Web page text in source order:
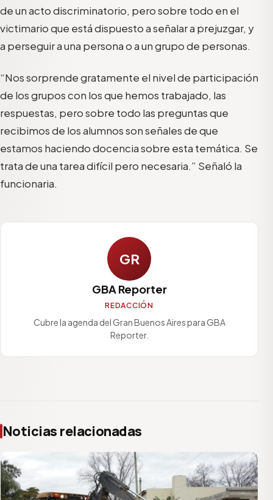
de un acto discriminatorio, pero sobre todo en el
victimario que está dispuesto a señalar a prejuzgar, y
a perseguir a una persona o a un grupo de personas.
“Nos sorprende gratamente el nivel de participación
de los grupos con los que hemos trabajado, las
respuestas, pero sobre todo las preguntas que
recibimos de los alumnos son señales de que
estamos haciendo docencia sobre esta temática. Se
trata de una tarea difícil pero necesaria.” Señaló la
funcionaria.
GR
GBA Reporter
REDACCIÓN
Cubre la agenda del Gran Buenos Aires para GBA
Reporter.
Noticias relacionadas